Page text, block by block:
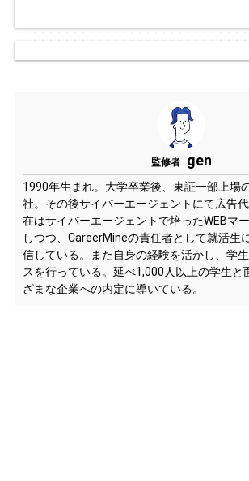
監修者 gen
1990年生まれ。大学卒業後、東証一部上場
社。その後サイバーエージェントにて広告
在はサイバーエージェントで培ったWEBマ
しつつ、CareerMineの責任者として就活生
信している。また自身の経験を活かし、学
スを行っている。延べ1,000人以上の学生と
ざまな企業への内定に導いている。